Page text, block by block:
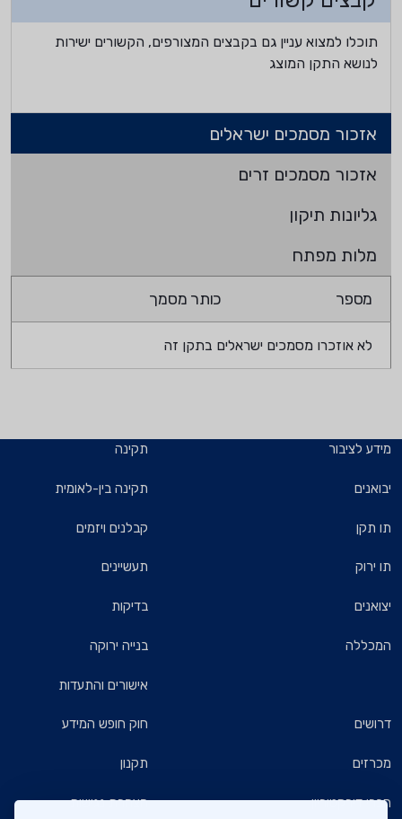
תוכלו למצוא עניין גם בקבצים המצורפים, הקשורים ישירות
לנושא התקן המוצג
אזכור מסמכים ישראלים
אזכור מסמכים זרים
גליונות תיקון
מלות מפתח
מספר כותר מסמך
לא אוזכרו מסמכים ישראלים בתקן זה
מידע לציבור
יבואנים
תו תקן
תו ירוק
יצואנים
המכללה
תקינה
תקינה בין-לאומית
קבלנים ויזמים
תעשיינים
בדיקות
בנייה ירוקה
אישורים והתעדות
דרושים
מכרזים
חברי דירקטוריון
חוק חופש המידע
תקנון
הצהרת נגישות